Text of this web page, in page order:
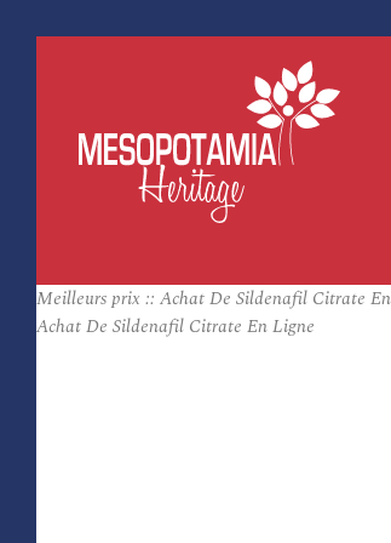
Meilleurs prix :: Achat De Sildenafil Citrate
Achat De Sildenafil Citrate En Ligne